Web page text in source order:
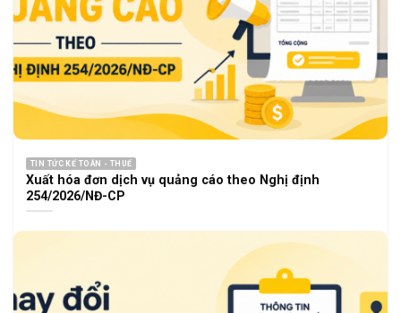
TIN TỨC KẾ TOÁN - THUẾ
Xuất hóa đơn dịch vụ quảng cáo theo Nghị định
254/2026/NĐ-CP